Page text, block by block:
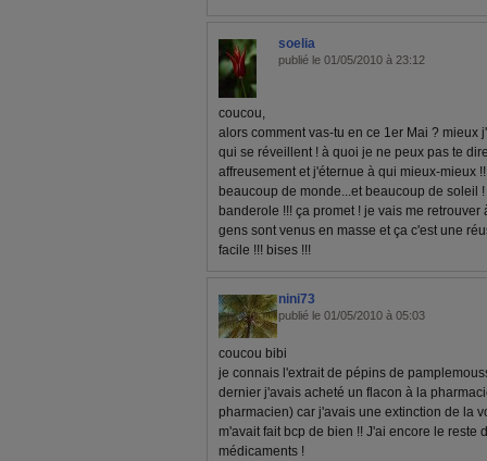
soelia
publié le 01/05/2010 à 23:12
coucou,
alors comment vas-tu en ce 1er Mai ? mieux
qui se réveillent ! à quoi je ne peux pas te
affreusement et j'éternue à qui mieux-mieux
beaucoup de monde...et beaucoup de soleil
banderole !!! ça promet ! je vais me
gens sont venus en masse et ça c'est une
facile !!! bises !!!
nini73
publié le 01/05/2010 à 05:03
coucou bibi
je connais l'extrait de pépins de
dernier j'avais acheté un flacon à la
pharmacien) car j'avais une extinction de la
m'avait fait bcp de bien !! J'ai encore le reste
médicaments !